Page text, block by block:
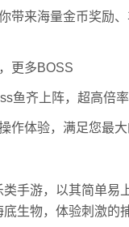
带来海量金币奖励
更多BOSS
鱼齐上阵，超高倍
作体验，满足您最
类手游，以其简单
生物，体验刺激的